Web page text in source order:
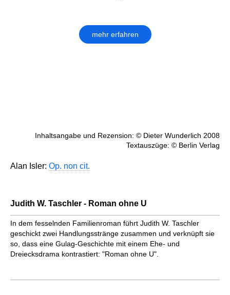
mehr erfahren
Inhaltsangabe und Rezension: © Dieter Wunderlich 2008
Textauszüge: © Berlin Verlag
Alan Isler: Op. non cit.
Judith W. Taschler - Roman ohne U
In dem fesselnden Familienroman führt Judith W. Taschler
geschickt zwei Handlungsstränge zusammen und verknüpft sie
so, dass eine Gulag-Geschichte mit einem Ehe- und
Dreiecksdrama kontrastiert: "Roman ohne U".